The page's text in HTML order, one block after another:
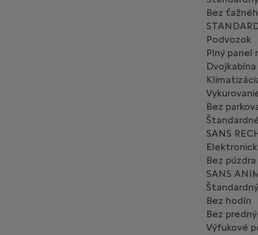
Bez
Podvozok
Plný panel
Dvojkabína
Bez
SANS
Bez
SANS
Bez hodín
Bez
Výfukové